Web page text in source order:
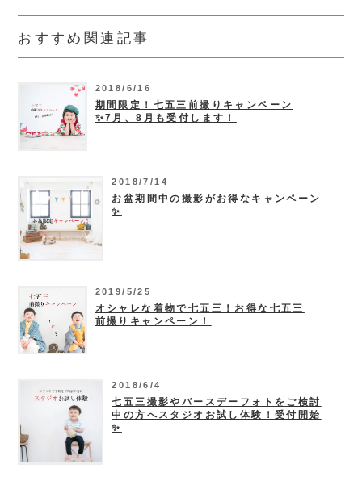
おすすめ関連記事
2018/6/16
期間限定！七五三前撮りキャンペーン
✨7月、8月も受付します！
2018/7/14
お盆期間中の撮影がお得なキャンペーン
✨
2019/5/25
オシャレな着物で七五三！お得な七五三
前撮りキャンペーン！
2018/6/4
七五三撮影やバースデーフォトをご検討
中の方へスタジオお試し体験！受付開始
✨